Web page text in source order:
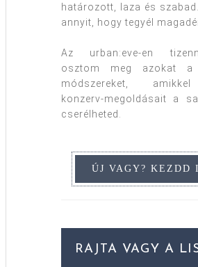
határozott, laza és
annyit, hogy tegyél
Az urban:eve-en
osztom meg azokat a
módszereket,
konzerv-megoldásait a
cserélheted.
RAJTA VAGY A